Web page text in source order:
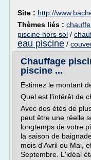
Site : http://
Thèmes liés :
piscine hors sol /
eau piscine /
Chauffage
piscine ...
Estimez le montant
Quel est l'intérêt de
Avec des étés de
peut être une réelle
longtemps de votre
la saison de
mois d'Avril ou Mai,
Septembre. L'idéal